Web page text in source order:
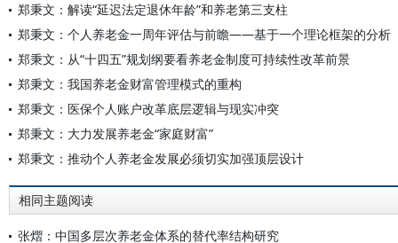
郑秉文：解读“延迟法定退休年龄”和养老第三支柱
郑秉文：个人养老金一周年评估与前瞻——基于一个理论框架的分析
郑秉文：从“十四五”规划纲要看养老金制度可持续性改革前景
郑秉文：我国养老金财富管理模式的重构
郑秉文：医保个人账户改革底层逻辑与现实冲突
郑秉文：大力发展养老金“家庭财富”
郑秉文：推动个人养老金发展必须切实加强顶层设计
相同主题阅读
张熠：中国多层次养老金体系的替代率结构研究